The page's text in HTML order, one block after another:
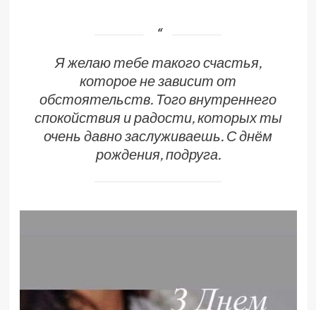
Я желаю тебе такого счастья,
которое не зависит от
обстоятельств. Того внутреннего
спокойствия и радости, которых ты
очень давно заслуживаешь. С днём
рождения, подруга.